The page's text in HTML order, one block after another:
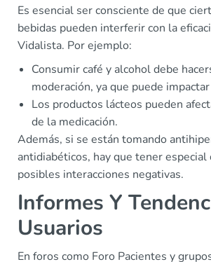
Es esencial ser consciente de que
bebidas pueden interferir con la
Vidalista. Por ejemplo:
Consumir café y alcohol debe
moderación, ya que puede
Los productos lácteos pueden
de la medicación.
Además, si se están tomando
antidiabéticos, hay que tener especial
posibles interacciones negativas.
Informes Y
Usuarios
En foros como Foro Pacientes y